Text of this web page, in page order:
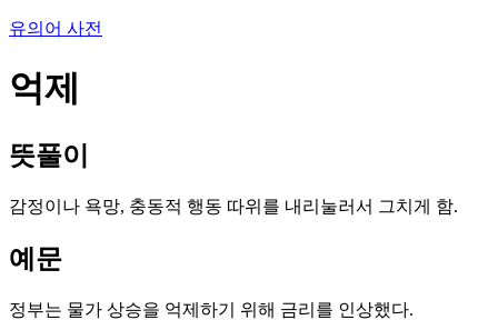
유의어 사전
억제
뜻풀이
감정이나 욕망, 충동적 행동 따위를 내리눌러서 그치게 함.
예문
정부는 물가 상승을 억제하기 위해 금리를 인상했다.